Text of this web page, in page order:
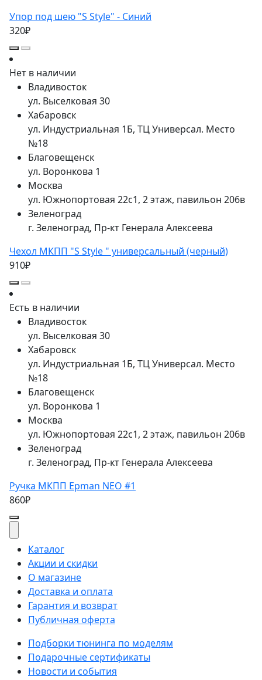
Упор под шею "S Style" - Синий
320₽
Нет в наличии
Владивосток
ул. Выселковая 30
Хабаровск
ул. Индустриальная 1Б, ТЦ Универсал. Место
№18
Благовещенск
ул. Воронкова 1
Москва
ул. Южнопортовая 22с1, 2 этаж, павильон 206в
Зеленоград
г. Зеленоград, Пр-кт Генерала Алексеева
Чехол МКПП "S Style " универсальный (черный)
910₽
Есть в наличии
Владивосток
ул. Выселковая 30
Хабаровск
ул. Индустриальная 1Б, ТЦ Универсал. Место
№18
Благовещенск
ул. Воронкова 1
Москва
ул. Южнопортовая 22с1, 2 этаж, павильон 206в
Зеленоград
г. Зеленоград, Пр-кт Генерала Алексеева
Ручка МКПП Epman NEO #1
860₽
Каталог
Акции и скидки
О магазине
Доставка и оплата
Гарантия и возврат
Публичная оферта
Подборки тюнинга по моделям
Подарочные сертификаты
Новости и события